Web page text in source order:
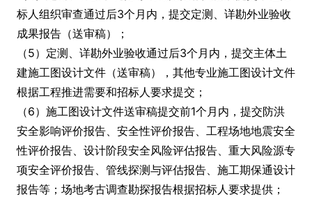
标人组织审查通过后3个月内，提交定测、详勘外业验收
成果报告（送审稿）；
（5）定测、详勘外业验收通过后3个月内，提交主体土
建施工图设计文件（送审稿），其他专业施工图设计文件
根据工程推进需要和招标人要求提交；
（6）施工图设计文件送审稿提交前1个月内，提交防洪
安全影响评价报告、安全性评价报告、工程场地地震安全
性评价报告、设计阶段安全风险评估报告、重大风险源专
项安全评价报告、管线探测与评估报告、施工期保通设计
报告等；场地考古调查勘探报告根据招标人要求提供；